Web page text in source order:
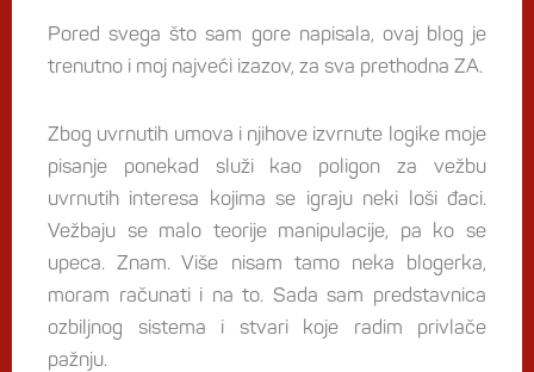
Pored svega što sam gore napisala, ovaj blog je
trenutno i moj najveći izazov, za sva prethodna ZA.
Zbog uvrnutih umova i njihove izvrnute logike moje
pisanje ponekad služi kao poligon za vežbu
uvrnutih interesa kojima se igraju neki loši đaci.
Vežbaju se malo teorije manipulacije, pa ko se
upeca. Znam. Više nisam tamo neka blogerka,
moram računati i na to. Sada sam predstavnica
ozbiljnog sistema i stvari koje radim privlače
pažnju.